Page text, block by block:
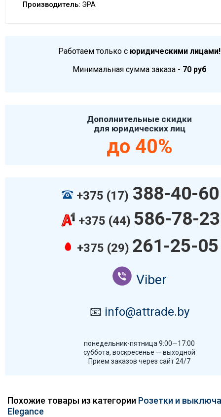
Производитель: ЭРА
Работаем только с юридическими лицами!
Минимальная сумма заказа - 70 руб
Дополнительные скидки
для юридических лиц
до 40%
+375 (17) 388-40-60
+375 (44) 586-78-23
+375 (29) 261-25-05
Viber
📧 info@attrade.by
понедельник-пятница 9:00—17:00
суббота, воскресенье — выходной
Прием заказов через сайт 24/7
Похожие товары из категории Розетки и
Elegance